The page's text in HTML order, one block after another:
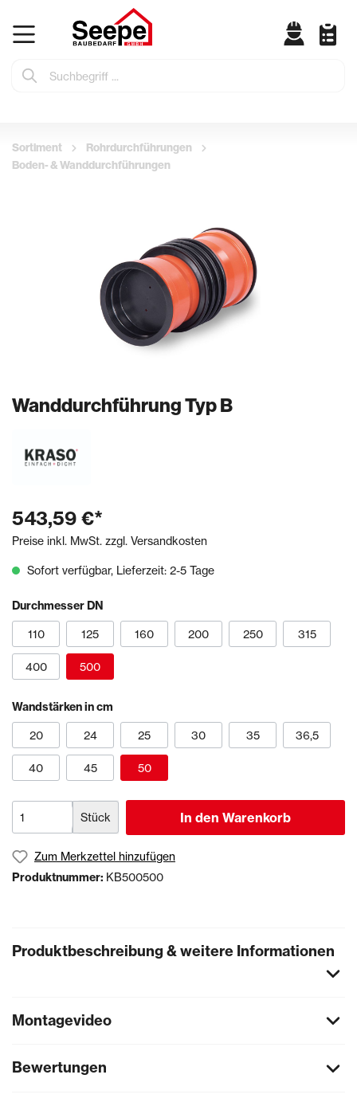
Sortiment
Rohrdurchführungen
Boden- & Wanddurchführungen
Wanddurchführung Typ B
543,59 €*
Preise inkl. MwSt. zzgl. Versandkosten
Sofort verfügbar, Lieferzeit: 2-5 Tage
Durchmesser DN
110 125 160 200 250 315
400 500
Wandstärken in cm
20 24 25 30 35 36,5
40 45 50
Stück In den Warenkorb
Zum Merkzettel hinzufügen
Produktnummer: KB500500
Produktbeschreibung & weitere Informationen
Montagevideo
Bewertungen